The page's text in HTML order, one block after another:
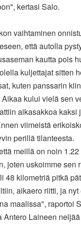
kertasi Salo.
vaihtaminen
että autolla
kautta pois
kuljettajat sitten
kuten panssarin
kului vielä sen
aikasakkoa kaksi
viimeistä
perillä tilanteesta.
meillä on noin
joten uskoimme sen
48 kilometriä pitkä
aikaero riitti, ja
maalissa", raportoi
Antero Laineen